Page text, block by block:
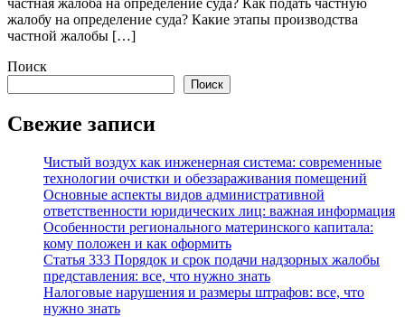
жалобу на определение суда? Какие этапы производства
частной жалобы […]
Поиск
Поиск
Свежие записи
Чистый воздух как инженерная система: современные
технологии очистки и обеззараживания помещений
Основные аспекты видов административной
ответственности юридических лиц: важная информация
Особенности регионального материнского капитала:
кому положен и как оформить
Статья 333 Порядок и срок подачи надзорных жалобы
представления: все, что нужно знать
Налоговые нарушения и размеры штрафов: все, что
нужно знать